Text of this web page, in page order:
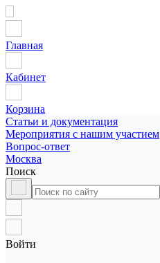
Главная
Кабинет
Корзина
Статьи и документация
Мероприятия с нашим участием
Вопрос-ответ
Москва
Поиск
Войти